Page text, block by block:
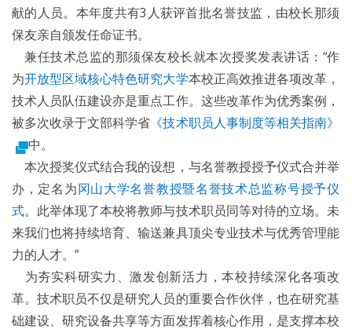
献的人员。本年度共有3人获评首批名誉技监，由校长那须
保友亲自颁发任命证书。
兼任技术总监的那须保友校长就本次授奖发表讲话：“作
为开放型区域核心特色研究大学本校正高效推进各项改革，
技术人员队伍建设亦是重点工作。这些改革作为优秀案例，
被多次收录于文部科学省 《技术职员人事制度等相关指南》
中。
本次授奖仪式结合我的设想，与名誉教授授予仪式合并举
办，定名为冈山大学名誉教授暨名誉技术总监称号授予仪
式。此举体现了本校将教师与技术职员同等对待的立场。未
来我们也将持续培育、输送兼具顶尖专业技术与优秀管理能
力的人才。”
为夯实科研实力、激发创新活力，本校持续深化各项改
革。技术职员不仅是研究人员的重要合作伙伴，也在研究基
础建设、研究设备共享等方面发挥着核心作用，是支撑本校